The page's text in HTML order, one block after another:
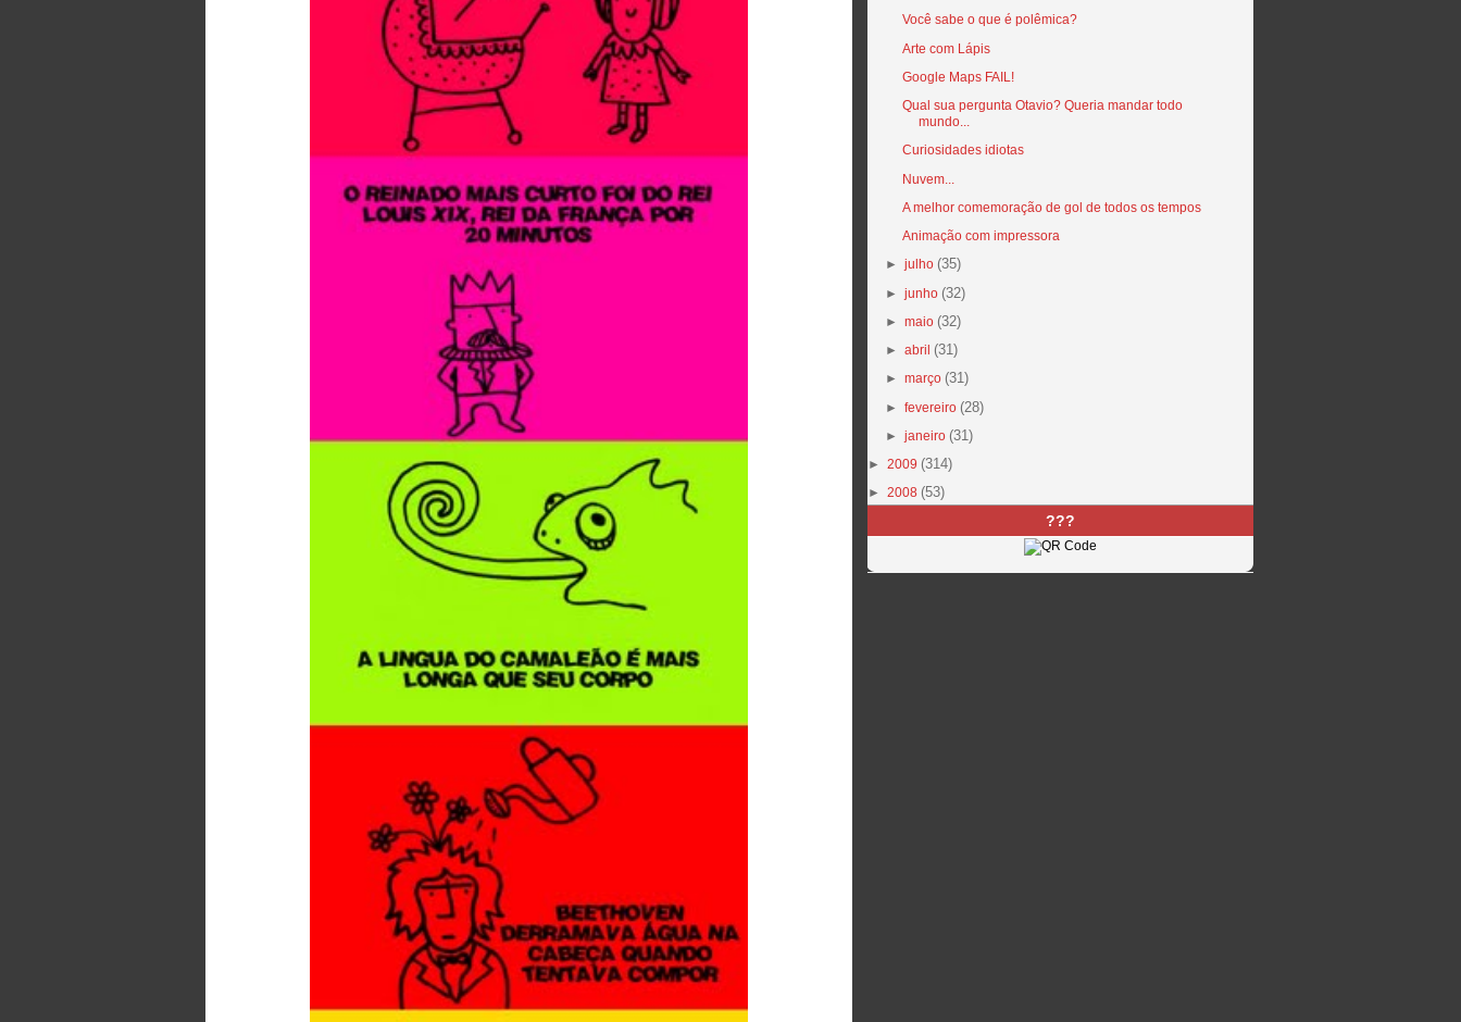
Você sabe o que é polêmica?
Arte com Lápis
Google Maps FAIL!
Qual sua pergunta Otavio? Queria mandar todo
mundo...
Curiosidades idiotas
Nuvem...
A melhor comemoração de gol de todos os tempos
Animação com impressora
► julho (35)
► junho (32)
► maio (32)
► abril (31)
► março (31)
► fevereiro (28)
► janeiro (31)
► 2009 (314)
► 2008 (53)
???